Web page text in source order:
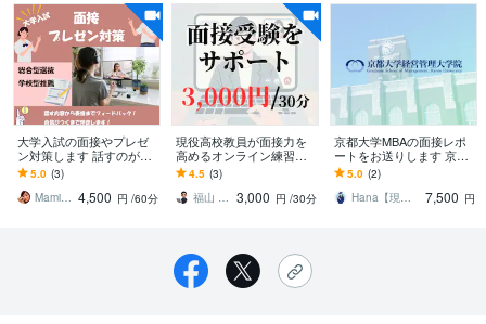
大学入試の面接やプレゼ
ン対策します 話すのが苦
手でもOK!的確に、でも穏
やかに指導します
5.0 (3)
Mami先生 4,500 円 /60分
現役高校教員が面接力を
高めるオンライン練習し
ます 練習で磨く“伝える
力”！面接成功への近道
4.5 (3)
福山 優介 3,000 円 /30分
京都大学MBAの面接レポ
ートをお送りします 京都
大学MBAの面接で実際に
聞かれたことを共有しま
す！
5.0 (2)
Hana【現役MBA生】
7,500 円